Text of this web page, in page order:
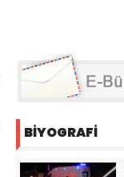
BİYOGRAFİ